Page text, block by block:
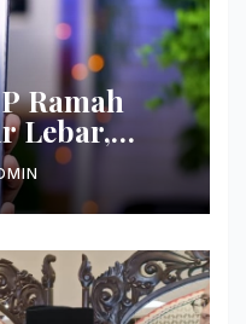
Ramah
Lebar,
Baterai